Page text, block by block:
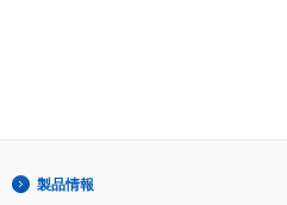
製品情報